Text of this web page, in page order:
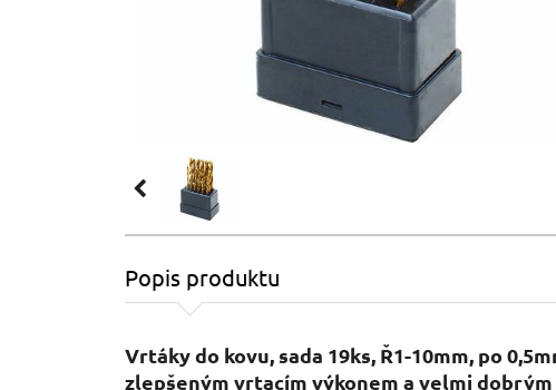
Popis produktu
Vrtáky do kovu, sada 19ks, Ř1-10mm, po
zlepšeným vrtacím výkonem a velmi